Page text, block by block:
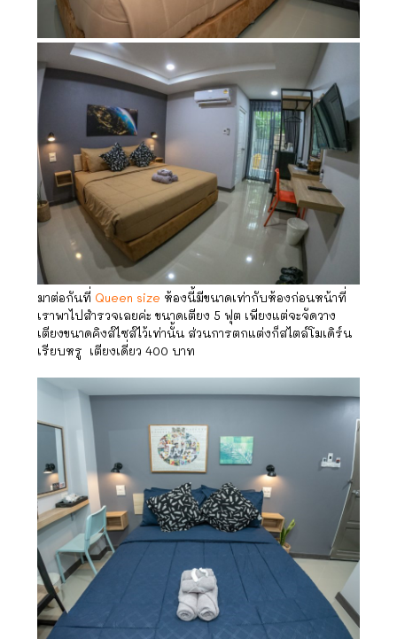
มาต่อกันที่ Queen size ห้องนี้มีขนาดเท่ากับห้องก่อนหน้าที่
เราพาไปสำรวจเลยค่ะ ขนาดเตียง 5 ฟุต เพียงแต่จะจัดวาง
เตียงขนาดคิงส์ไซส์ไว้เท่านั้น ส่วนการตกแต่งก็สไตล์โมเดิร์น
เรียบหรู เตียงเดี่ยว 400 บาท